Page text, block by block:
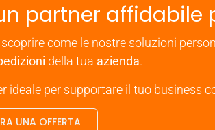
partner affidabile
come le nostre soluzioni
della tua azienda.
ideale per supportare il tuo business
UNA OFFERTA